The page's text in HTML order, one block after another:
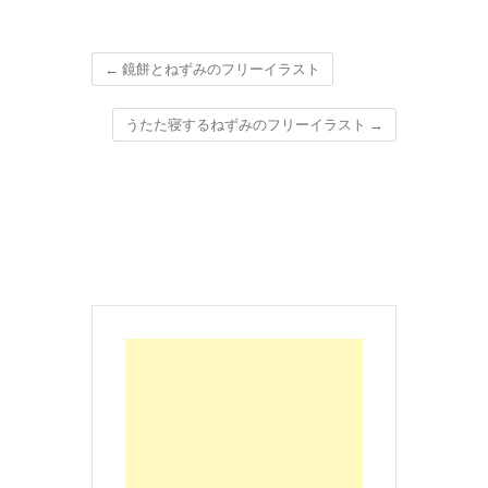
← 鏡餅とねずみのフリーイラスト
うたた寝するねずみのフリーイラスト →